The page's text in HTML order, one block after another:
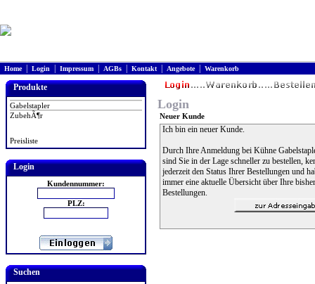
Home| Login Impressum AGBs Kontakt| Angebote| Warenkorb
Produkte
Gabelstapler
ZubehÃ¶r
Preisliste
Login
Kundennummer:
PLZ:
Suchen
Login
Neuer Kunde
Ich bin ein neuer Kunde.
Durch Ihre Anmeldung bei Kühne
sind Sie in der Lage schneller zu bestellen,
jederzeit den Status Ihrer Bestellungen und
immer eine aktuelle Übersicht über Ihre
Bestellungen.